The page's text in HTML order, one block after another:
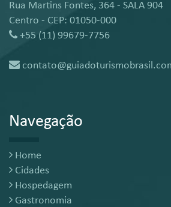
Rua Martins Fontes, 364 - SALA 904
Centro - CEP: 01050-000
+55 (11) 99679-7756
Navegação
Home
Cidades
Hospedagem
Gastronomia